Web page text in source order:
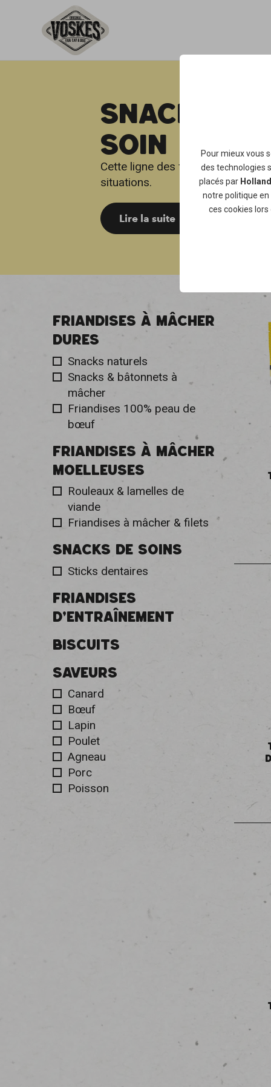
Pour mieux vous
des technologies
placés par
notre politique
ces cookies
SNACKS
SOIN
Cette ligne des friandises de
situations.
Lire la suite
FRIANDISES À MÂCHER
DURES
Snacks naturels
Snacks & bâtonnets à
mâcher
Friandises 100% peau de
bœuf
FRIANDISES À MÂCHER
MOELLEUSES
Rouleaux & lamelles de
viande
Friandises à mâcher & filets
SNACKS DE SOINS
Sticks dentaires
FRIANDISES
D'ENTRAÎNEMENT
BISCUITS
SAVEURS
Canard
Bœuf
Lapin
Poulet
Agneau
Porc
Poisson